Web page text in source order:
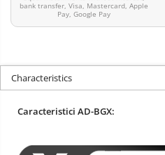
bank transfer, Visa, Mastercard, Apple
Pay, Google Pay
Characteristics
Caracteristici AD-BGX: